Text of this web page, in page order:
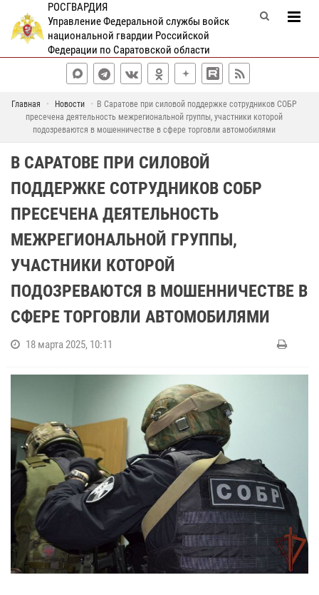
РОСГВАРДИЯ
Управление Федеральной службы войск
национальной гвардии Российской
Федерации по Саратовской области
Главная Новости
В Саратове при силовой поддержке сотрудников СОБР
пресечена деятельность межрегиональной группы, участники которой
подозреваются в мошенничестве в сфере торговли автомобилями
В САРАТОВЕ ПРИ СИЛОВОЙ
ПОДДЕРЖКЕ СОТРУДНИКОВ СОБР
ПРЕСЕЧЕНА ДЕЯТЕЛЬНОСТЬ
МЕЖРЕГИОНАЛЬНОЙ ГРУППЫ,
УЧАСТНИКИ КОТОРОЙ
ПОДОЗРЕВАЮТСЯ В МОШЕННИЧЕСТВЕ В
СФЕРЕ ТОРГОВЛИ АВТОМОБИЛЯМИ
18 марта 2025, 10:11